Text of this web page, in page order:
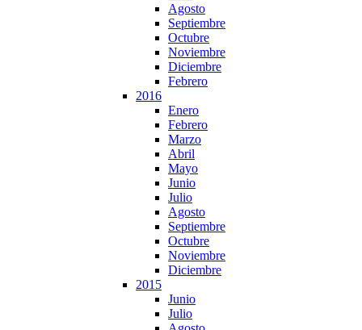
Agosto
Septiembre
Octubre
Noviembre
Diciembre
Febrero
2016
Enero
Febrero
Marzo
Abril
Mayo
Junio
Julio
Agosto
Septiembre
Octubre
Noviembre
Diciembre
2015
Junio
Julio